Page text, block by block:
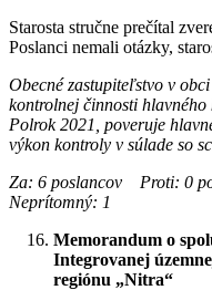
Starosta stručne prečítal
Poslanci nemali otázky,
Obecné zastupiteľstvo v
kontrolnej činnosti
Polrok 2021, poveruje
výkon kontroly v súlade so
Za: 6 poslancov Proti: 0
Neprítomný: 1
Memorandum o
Integrovanej
regiónu „Nitra“